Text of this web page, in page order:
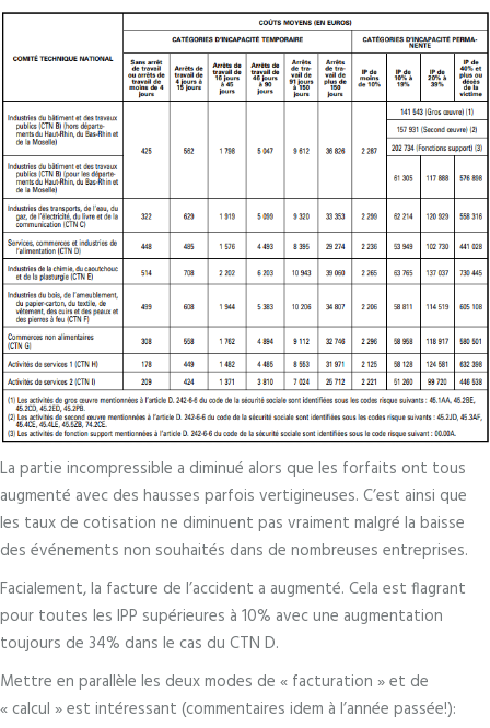
La partie incompressible a diminué alors que les forfaits ont tous
augmenté avec des hausses parfois vertigineuses. C’est ainsi que
les taux de cotisation ne diminuent pas vraiment malgré la baisse
des événements non souhaités dans de nombreuses entreprises.
Facialement, la facture de l’accident a augmenté. Cela est flagrant
pour toutes les IPP supérieures à 10% avec une augmentation
toujours de 34% dans le cas du CTN D.
Mettre en parallèle les deux modes de « facturation » et de
« calcul » est intéressant (commentaires idem à l’année passée!):